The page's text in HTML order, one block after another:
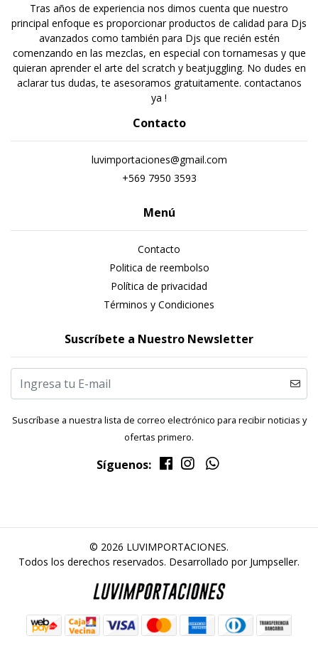
Tras años de experiencia nos dimos cuenta que nuestro
principal enfoque es proporcionar productos de calidad para Djs
avanzados como también para Djs que recién estén
comenzando en las mezclas, en especial con tornamesas y que
quieran aprender el arte del scratch y beatjuggling. No dudes en
aclarar tus dudas, te asesoramos gratuitamente. contactanos
ya !
Contacto
luvimportaciones@gmail.com
+569 7950 3593
Menú
Contacto
Politica de reembolso
Política de privacidad
Términos y Condiciones
Suscríbete a Nuestro Newsletter
Suscríbase a nuestra lista de correo electrónico para recibir noticias y
ofertas primero.
Síguenos:
© 2026 LUVIMPORTACIONES.
Todos los derechos reservados. Desarrollado por Jumpseller.